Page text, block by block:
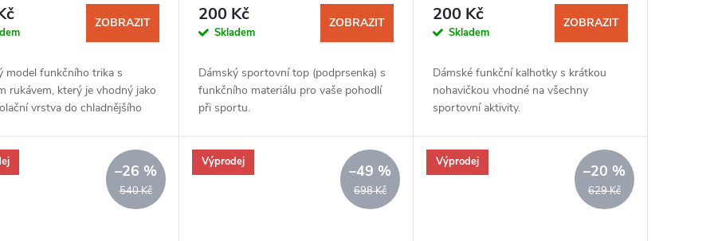
šedá
ZOBRAZIT
model funkčního trika s
rukávem, který je vhodný jako
vrstva do chladnějšího
200 Kč
Skladem
ZOBRAZIT
Dámský sportovní top (podprsenka) s
funkčního materiálu pro vaše pohodlí
při sportu.
200 Kč
Skladem
ZOBRAZIT
Dámské funkční kalhotky s krátkou
nohavičkou vhodné na všechny
sportovní aktivity.
540 Kč
–26 % Výprodej
698 Kč
–49 % Výprodej
629 Kč
–20 %